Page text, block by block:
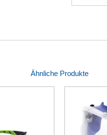
Ähnliche Produkte